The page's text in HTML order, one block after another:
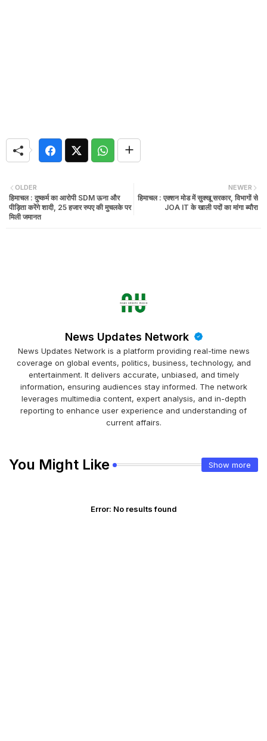
NEWER
हिमाचल : एक्शन मोड में सुक्खू सरकार, विभागों से
JOA IT के खाली पदों का मांगा ब्यौरा
OLDER
हिमाचल : दुष्कर्म का आरोपी SDM ऊना और
पीड़िता करेंगे शादी, 25 हजार रुपए की मुचलके पर
मिली जमानत
News Updates Network
News Updates Network is a platform providing real-time news
coverage on global events, politics, business, technology, and
entertainment. It delivers accurate, unbiased, and timely
information, ensuring audiences stay informed. The network
leverages multimedia content, expert analysis, and in-depth
reporting to enhance user experience and understanding of
current affairs.
You Might Like Show more
Error: No results found